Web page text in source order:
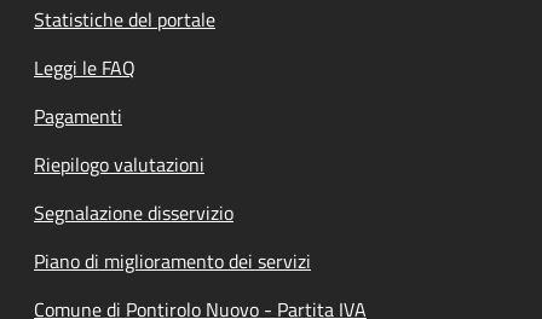
Statistiche del portale
Leggi le FAQ
Pagamenti
Riepilogo valutazioni
Segnalazione disservizio
Piano di miglioramento dei servizi
Comune di Pontirolo Nuovo - Partita IVA